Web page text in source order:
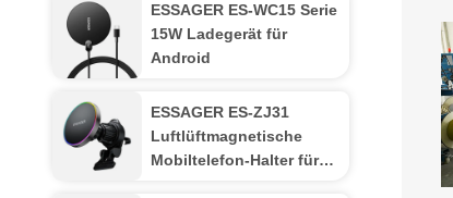
ESSAGER ES-WC15 Serie
15W Ladegerät für
Android
ESSAGER ES-ZJ31
Luftlüftmagnetische
Mobiltelefon-Halter für